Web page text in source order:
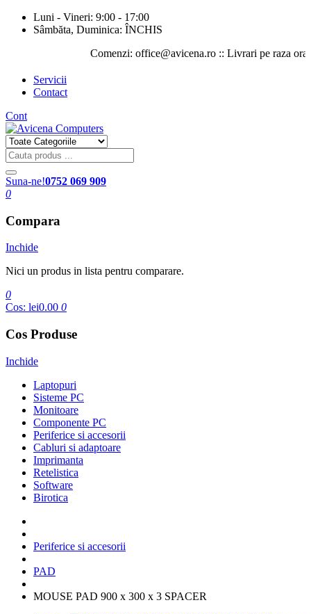
Luni - Vineri: 9:00 - 17:00
Sâmbăta, Duminica: ÎNCHIS
Comenzi: office@avicena.ro :: Livrari pe raza
Servicii
Contact
Cont
Suna-ne!0752 069 909
0
Compara
Inchide
Nici un produs in lista pentru comparare.
0
Cos: lei0.00 0
Cos Produse
Inchide
Laptopuri
Sisteme PC
Monitoare
Componente PC
Periferice si accesorii
Cabluri si adaptoare
Imprimanta
Retelistica
Software
Birotica
Periferice si accesorii
PAD
MOUSE PAD 900 x 300 x 3 SPACER